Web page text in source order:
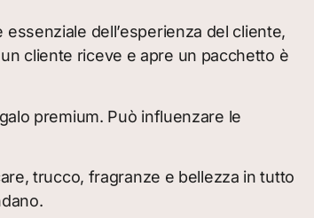
dell’esperienza del cliente,
cliente riceve e apre un pacchetto è
premium. Può influenzare le
trucco, fragranze e bellezza in tutto